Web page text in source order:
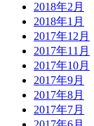
2018年2月
2018年1月
2017年12月
2017年11月
2017年10月
2017年9月
2017年8月
2017年7月